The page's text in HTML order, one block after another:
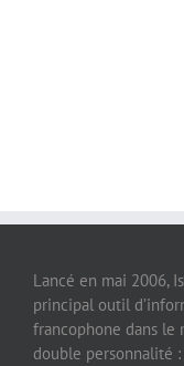
Lancé en mai 2006,
principal outil
francophone dans le
double personnalité